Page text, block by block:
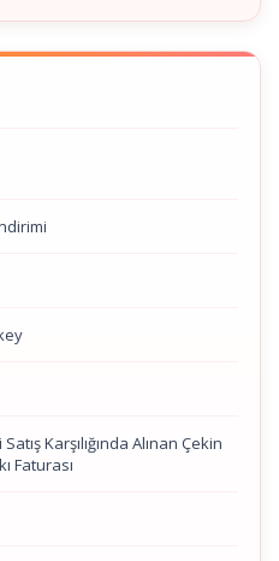
Karşılığında Alınan Çekin
Faturası